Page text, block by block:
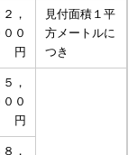
２，
００
円
見付面積１平
方メートルに
つき
５，
００
円
８，